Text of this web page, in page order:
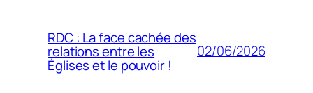
RDC : La face cachée des
relations entre les
Églises et le pouvoir !
02/06/2026